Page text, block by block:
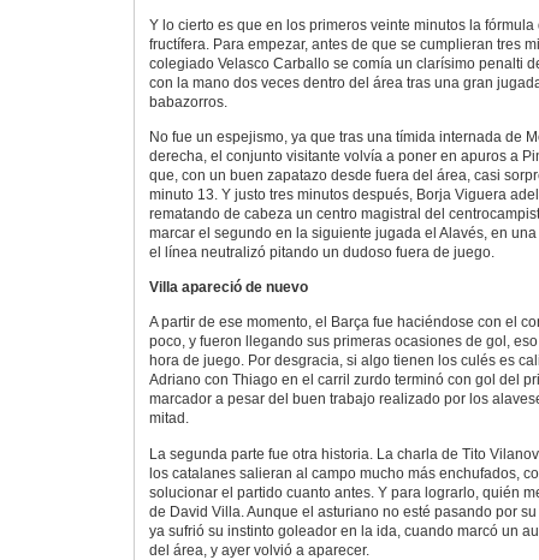
Y lo cierto es que en los primeros veinte minutos la
fructífera. Para empezar, antes de que se cumplieran tres
colegiado Velasco Carballo se comía un clarísimo penalti
con la mano dos veces dentro del área tras una gran
babazorros.
No fue un espejismo, ya que tras una tímida internada de
derecha, el conjunto visitante volvía a poner en apuros a
que, con un buen zapatazo desde fuera del área, casi
minuto 13. Y justo tres minutos después, Borja Viguera
rematando de cabeza un centro magistral del
marcar el segundo en la siguiente jugada el Alavés, en
el línea neutralizó pitando un dudoso fuera de juego.
Villa apareció de nuevo
A partir de ese momento, el Barça fue haciéndose con el
poco, y fueron llegando sus primeras ocasiones de gol,
hora de juego. Por desgracia, si algo tienen los culés es
Adriano con Thiago en el carril zurdo terminó con gol del
marcador a pesar del buen trabajo realizado por los
mitad.
La segunda parte fue otra historia. La charla de Tito
los catalanes salieran al campo mucho más enchufados,
solucionar el partido cuanto antes. Y para lograrlo, quién
de David Villa. Aunque el asturiano no esté pasando por
ya sufrió su instinto goleador en la ida, cuando marcó un
del área, y ayer volvió a aparecer.